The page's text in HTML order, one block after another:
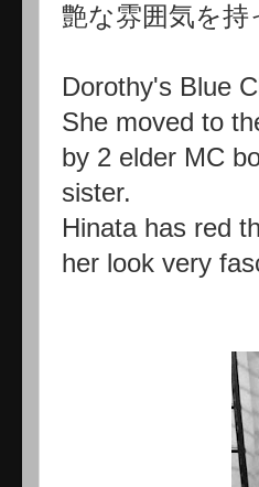
艶な雰囲気を持
Dorothy's Blue
She moved to
by 2 elder MC
sister.
Hinata has red
her look very